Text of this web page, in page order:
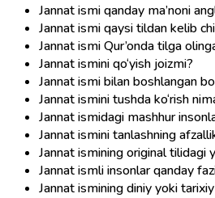
Jannat ismi qanday ma’noni
Jannat ismi qaysi tildan kelib
Jannat ismi Qur’onda tilga
Jannat ismini qo‘yish joizmi?
Jannat ismi bilan boshlangan
Jannat ismini tushda ko‘rish
Jannat ismidagi mashhur
Jannat ismini tanlashning
Jannat ismining original tilidagi
Jannat ismli insonlar qanday
Jannat ismining diniy yoki